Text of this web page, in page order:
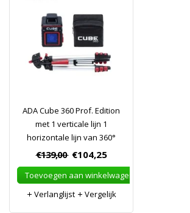
ADA Cube 360 Prof. Edition
met 1 verticale lijn 1
horizontale lijn van 360°
€139,00 €104,25
Toevoegen aan winkelwagen
Verlanglijst
Vergelijk